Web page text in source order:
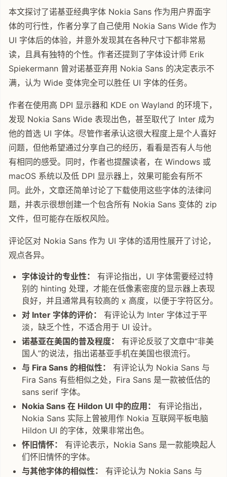
本文探讨了诺基亚经典字体 Nokia Sans 作为用户界面字
体的可行性，作者分享了自己使用 Nokia Sans Wide 作为
UI 字体后的体验，并意外发现其在各种尺寸下都非常易
读，且具有独特的个性。作者还提到了字体设计师 Erik
Spiekermann 曾对诺基亚弃用 Nokia Sans 的决定表示不
满，认为 Wide 变体完全可以胜任 UI 字体的任务。
作者在使用高 DPI 显示器和 KDE on Wayland 的环境下，
发现 Nokia Sans Wide 表现出色，甚至取代了 Inter 成为
他的首选 UI 字体。尽管作者承认这很大程度上是个人喜好
问题，但他希望通过分享自己的经历，看看是否有人与他
有相同的感受。同时，作者也提醒读者，在 Windows 或
macOS 系统以及低 DPI 显示器上，效果可能会有所不
同。此外，文章还简单讨论了下载使用这些字体的法律问
题，并表示很想创建一个包含所有 Nokia Sans 变体的 zip
文件，但可能存在版权风险。
评论区对 Nokia Sans 作为 UI 字体的适用性展开了讨论，
观点各异。
字体设计的专业性：
有评论指出，UI 字体需要经过特
别的 hinting 处理，才能在低像素密度的显示器上表现
良好，并且通常具有较高的 x 高度，以便于字符区分。
对 Inter 字体的评价：
有评论认为 Inter 字体过于平
淡，缺乏个性，不适合用于 UI 设计。
诺基亚在美国的普及程度：
有评论反驳了文章中“非美
国人”的说法，指出诺基亚手机在美国也很流行。
与 Fira Sans 的相似性：
有评论认为 Nokia Sans 与
Fira Sans 有些相似之处，Fira Sans 是一款被低估的
sans serif 字体。
Nokia Sans 在 Hildon UI 中的应用：
有评论指出，
Nokia Sans 实际上曾被用作 Nokia 互联网平板电脑
Hildon UI 的字体，效果非常出色。
怀旧情怀：
有评论表示，Nokia Sans 是一款能唤起人
们怀旧情怀的字体。
与其他字体的相似性：
有评论认为 Nokia Sans 与